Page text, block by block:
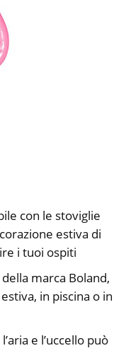
con le stoviglie
estiva di
i tuoi ospiti
marca Boland,
in piscina o in
e l’uccello può